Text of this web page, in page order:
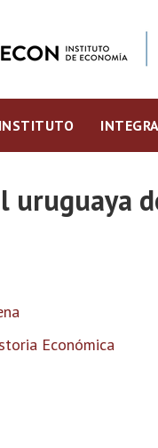
INSTITUTO
Económica